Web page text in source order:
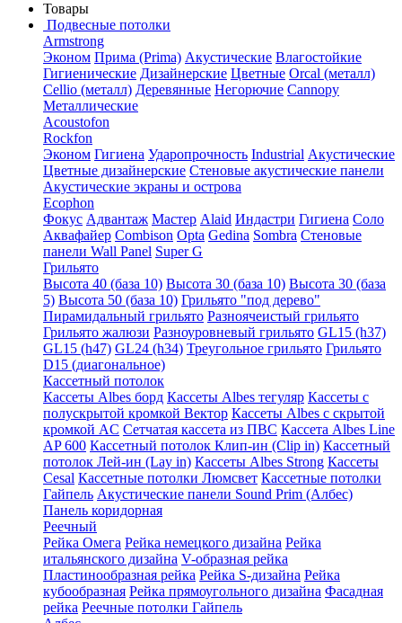
Товары
Подвесные потолки
Armstrong
Эконом Прима (Prima) Акустические Влагостойкие
Гигиенические Дизайнерские Цветные Orcal (металл)
Cellio (металл) Деревянные Негорючие Cannopy
Металлические
Acoustofon
Rockfon
Эконом Гигиена Ударопрочность Industrial Акустические
Цветные дизайнерские Стеновые акустические панели
Акустические экраны и острова
Ecophon
Фокус Адвантаж Мастер Alaid Индастри Гигиена Соло
Аквафайер Combison Opta Gedina Sombra Стеновые
панели Wall Panel Super G
Грильято
Высота 40 (база 10) Высота 30 (база 10) Высота 30 (база
5) Высота 50 (база 10) Грильято "под дерево"
Пирамидальный грильято Разноячеистый грильято
Грильято жалюзи Разноуровневый грильято GL15 (h37)
GL15 (h47) GL24 (h34) Треугольное грильято Грильято
D15 (диагональное)
Кассетный потолок
Кассеты Albes борд Кассеты Albes тегуляр Кассеты с
полускрытой кромкой Вектор Кассеты Albes с скрытой
кромкой AC Сетчатая кассета из ПВС Кассета Albes Line
AP 600 Кассетный потолок Клип-ин (Clip in) Кассетный
потолок Лей-ин (Lay in) Кассеты Albes Strong Кассеты
Cesal Кассетные потолки Люмсвет Кассетные потолки
Гайпель Акустические панели Sound Prim (Албес)
Панель коридорная
Реечный
Рейка Омега Рейка немецкого дизайна Рейка
итальянского дизайна V-образная рейка
Пластинообразная рейка Рейка S-дизайна Рейка
кубообразная Рейка прямоугольного дизайна Фасадная
рейка Реечные потолки Гайпель